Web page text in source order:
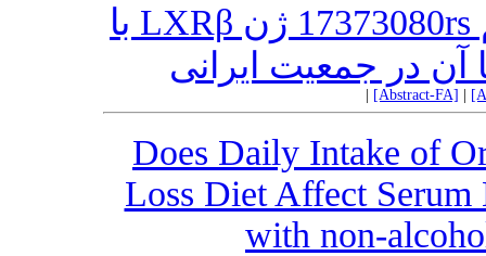
بررسی ارتباط بین پلی‌مورفیسم 17373080rs ژن LXRβ با
آن در جمعیت ایرانی
[Abstract-FA]
Does Daily Intake of
Loss Diet Affect
with non-